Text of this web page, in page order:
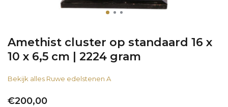
Amethist cluster op standaard 16 x
10 x 6,5 cm | 2224 gram
Bekijk alles Ruwe edelstenen A
€200,00